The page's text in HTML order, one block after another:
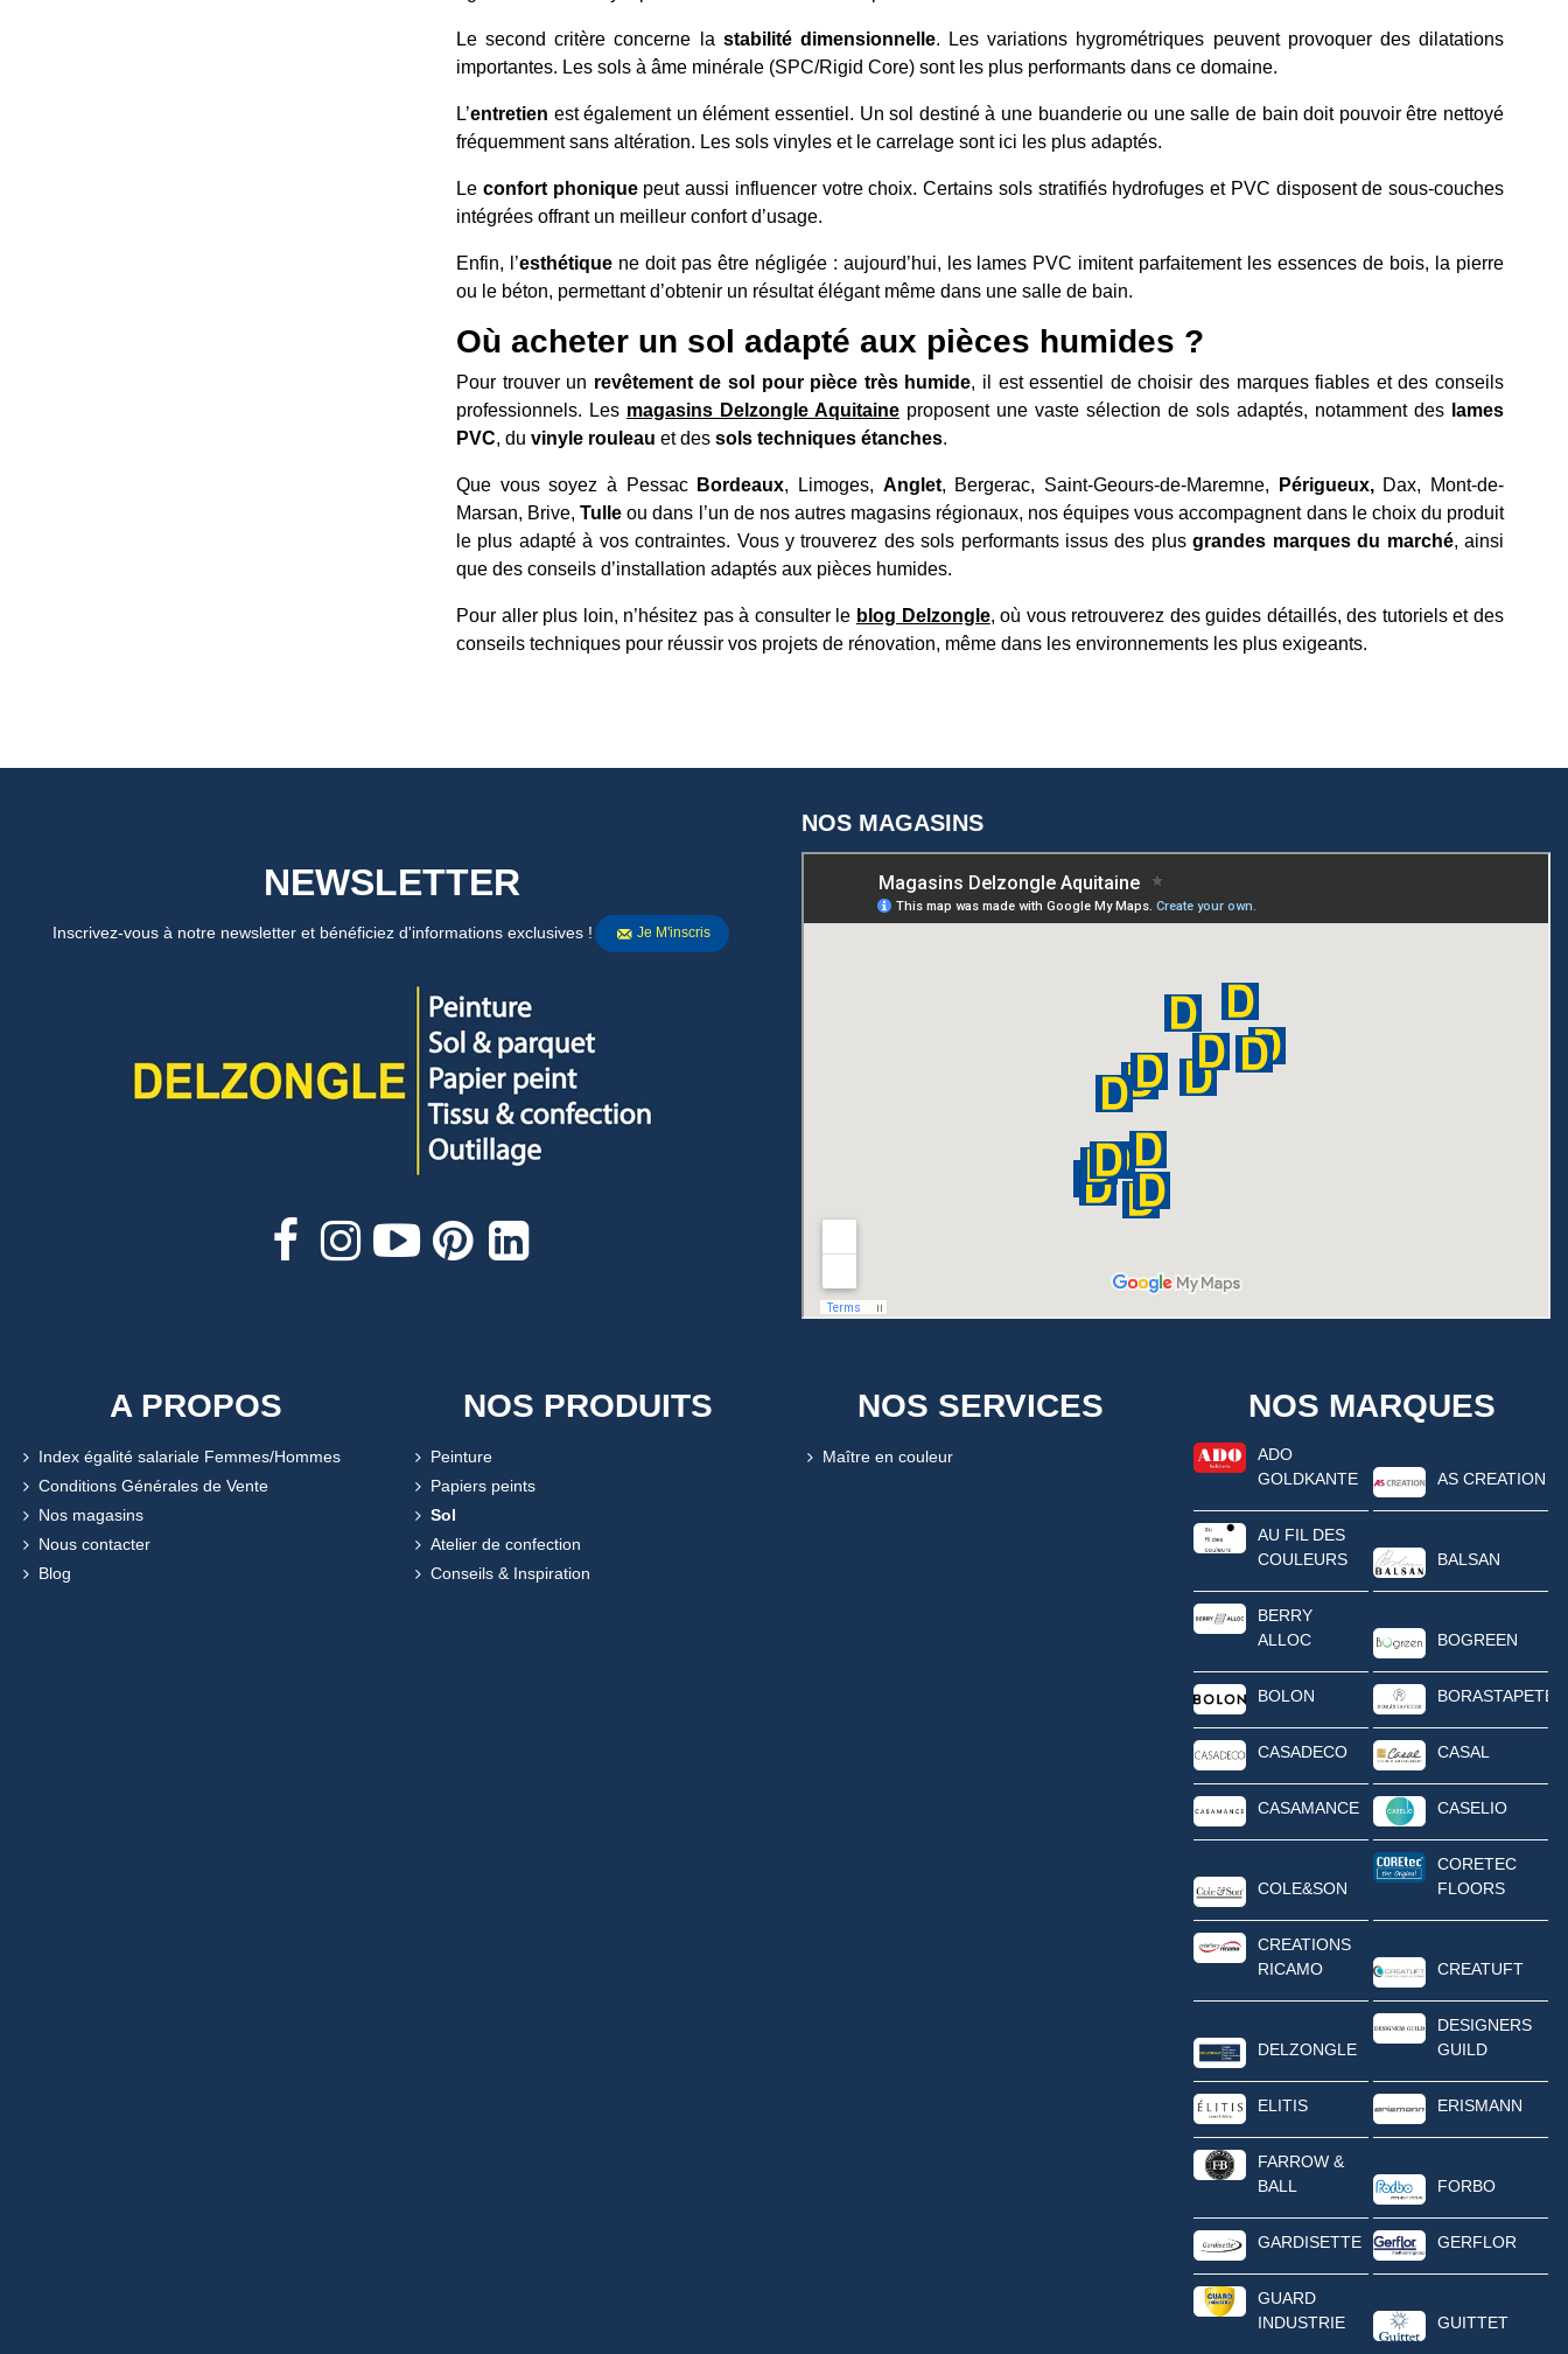
Le second critère concerne la stabilité dimensionnelle. Les variations hygrométriques peuvent provoquer des dilatations
importantes. Les sols à âme minérale (SPC/Rigid Core) sont les plus performants dans ce domaine.
L’entretien est également un élément essentiel. Un sol destiné à une buanderie ou une salle de bain doit pouvoir être nettoyé
fréquemment sans altération. Les sols vinyles et le carrelage sont ici les plus adaptés.
Le confort phoniquepeut aussi influencer votre choix. Certains sols stratifiés hydrofuges et PVC disposent de sous-couches
intégrées offrant un meilleur confort d’usage.
Enfin, l’esthétiquene doit pas être négligée : aujourd’hui, les lames PVC imitent parfaitement les essences de bois, la pierre
ou le béton, permettant d’obtenir un résultat élégant même dans une salle de bain.
Où acheter un sol adapté aux pièces humides ?
Pour trouver un revêtement de sol pour pièce très humide, il est essentiel de choisir des marques fiables et des conseils
professionnels. Les magasins Delzongle Aquitaine proposent une vaste sélection de sols adaptés, notamment des lames
PVC, du vinyle rouleau et des sols techniques étanches.
Que vous soyez à Pessac Bordeaux, Limoges, Anglet, Bergerac, Saint-Geours-de-Maremne, Périgueux,Dax, Mont-de-
Marsan, Brive,Tulle ou dans l’un de nos autres magasins régionaux, nos équipes vous accompagnent dans le choix du produit
le plus adapté à vos contraintes. Vous y trouverez des sols performants issus des plusgrandes marques du marché, ainsi
que des conseils d’installation adaptés aux pièces humides.
Pour aller plus loin, n’hésitez pas à consulter le blog Delzongle, où vous retrouverez des guides détaillés, des tutoriels et des
conseils techniques pour réussir vos projets de rénovation, même dans les environnements les plus exigeants.
NEWSLETTER
Inscrivez-vous à notre newsletter et bénéficiez d'informations exclusives ! Je M'inscris
NOS MAGASINS
A PROPOS
Index égalité salariale Femmes/Hommes
Conditions Générales de Vente
Nos magasins
Nous contacter
Blog
NOS PRODUITS
Peinture
Papiers peints
Sol
Atelier de confection
Conseils & Inspiration
NOS SERVICES
Maître en couleur
NOS MARQUES
ADO
GOLDKANTE
AS CREATION
AU FIL DES
COULEURS
BALSAN
BERRY
ALLOC
BOGREEN
BOLON BORASTAPETER
CASADECO CASAL
CASAMANCE CASELIO
COLE&SON
CORETEC
FLOORS
CREATIONS
RICAMO
CREATUFT
DELZONGLE
DESIGNERS
GUILD
ELITIS ERISMANN
FARROW &
BALL
FORBO
GARDISETTE GERFLOR
GUARD
INDUSTRIE
GUITTET